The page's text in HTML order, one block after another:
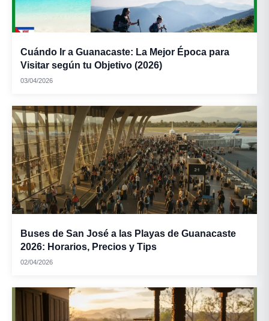
Cuándo Ir a Guanacaste: La Mejor Época para
Visitar según tu Objetivo (2026)
03/04/2026
Buses de San José a las Playas de Guanacaste
2026: Horarios, Precios y Tips
02/04/2026